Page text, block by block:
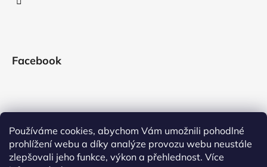
Používáme cookies, abychom Vám umožnili pohodlné
prohlížení webu a díky analýze provozu webu neustále
zlepšovali jeho funkce, výkon a přehlednost. Více
Facebook